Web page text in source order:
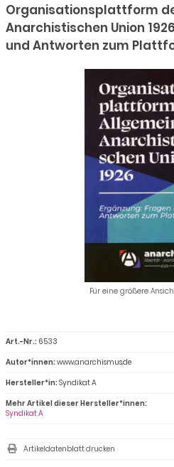
Organisationsplattform
Anarchistischen Union
und Antworten zum
Für eine größere
Art.-Nr.: 6533
Autor*innen:www.anarchismus.de
Hersteller*in:Syndikat A
Mehr Artikel dieser Hersteller*innen:
Syndikat A
Artikeldatenblatt drucken